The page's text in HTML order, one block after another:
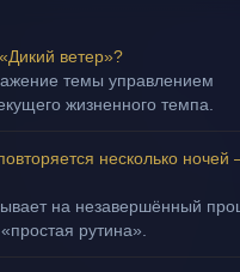
ветер»?
темы управлением
жизненного темпа.
несколько ночей
на незавершённый
рутина».